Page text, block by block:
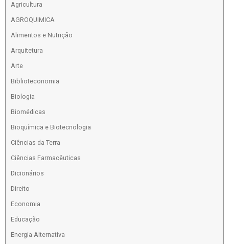
Agricultura
AGROQUIMICA
Alimentos e Nutrição
Arquitetura
Arte
Biblioteconomia
Biologia
Biomédicas
Bioquímica e Biotecnologia
Ciências da Terra
Ciências Farmacêuticas
Dicionários
Direito
Economia
Educação
Energia Alternativa